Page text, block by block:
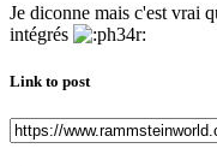
Je diconne mais c'est vrai
intégrés
Link to post